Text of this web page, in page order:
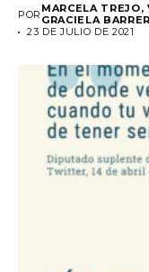
POR MARCELA
GRACIELA
23 DE JULIO DE 2021